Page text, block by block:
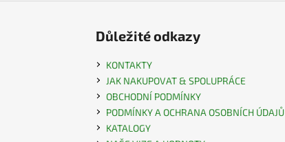
Důležité odkazy
KONTAKTY
JAK NAKUPOVAT & SPOLUPRÁCE
OBCHODNÍ PODMÍNKY
PODMÍNKY A OCHRANA OSOBNÍCH ÚDAJŮ
KATALOGY